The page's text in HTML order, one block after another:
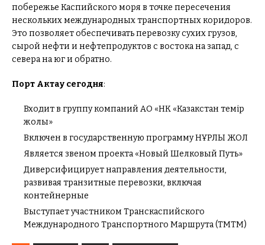
побережье Каспийского моря в точке пересечения
нескольких международных транспортных коридоров.
Это позволяет обеспечивать перевозку сухих грузов,
сырой нефти и нефтепродуктов с востока на запад, с
севера на юг и обратно.
Порт Актау сегодня:
Входит в группу компаний АО «НК «Казакстан темір
жолы»
Включен в государственную программу НҰРЛЫ ЖОЛ
Является звеном проекта «Новый Шелковый Путь»
Диверсифицирует направления деятельности,
развивая транзитные перевозки, включая
контейнерные
Выступает участником Транскаспийского
Международного Транспортного Маршрута (ТМТМ)